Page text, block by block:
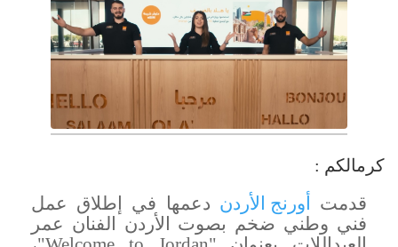
كرمالكم :
قدمت أورنج الأردن دعمها في إطلاق عمل
فني وطني ضخم بصوت الأردن الفنان عمر